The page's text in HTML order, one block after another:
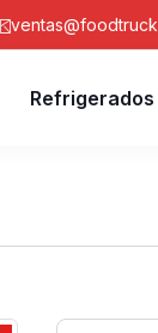
Refrigerados